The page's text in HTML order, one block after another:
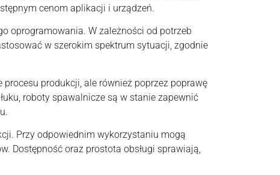
cenom aplikacji i urządzeń.
oprogramowania. W zależności od potrzeb
w szerokim spektrum sytuacji, zgodnie
produkcji, ale również poprzez poprawę
roboty spawalnicze są w stanie zapewnić
Przy odpowiednim wykorzystaniu mogą
Dostępność oraz prostota obsługi sprawiają,